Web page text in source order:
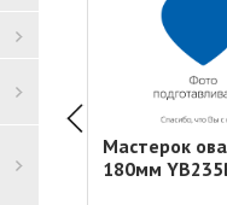
Мастерок
180мм